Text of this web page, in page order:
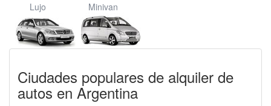
Lujo Minivan
Ciudades populares de alquiler de
autos en Argentina